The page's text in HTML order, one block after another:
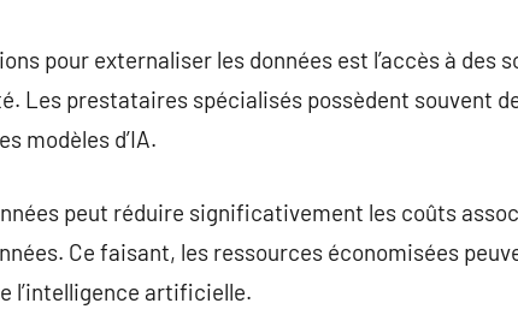
pour externaliser les données est l’accès à des
Les prestataires spécialisés possèdent souvent
modèles d’IA.
peut réduire significativement les coûts
Ce faisant, les ressources économisées
l’intelligence artificielle.